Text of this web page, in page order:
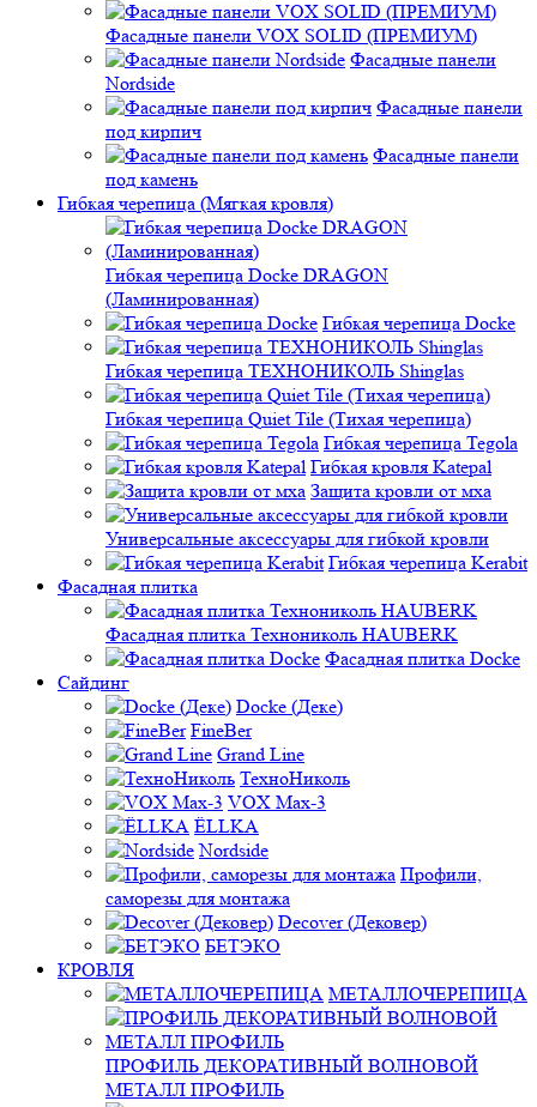
Фасадные панели VOX SOLID (ПРЕМИУМ)
Фасадные панели
Nordside
Фасадные панели
под кирпич
Фасадные панели
под камень
Гибкая черепица (Мягкая кровля)
Гибкая черепица Docke DRAGON
(Ламинированная)
Гибкая черепица Docke
Гибкая черепица ТЕХНОНИКОЛЬ Shinglas
Гибкая черепица Quiet Tile (Тихая черепица)
Гибкая черепица Tegola
Гибкая кровля Katepal
Защита кровли от мха
Универсальные аксессуары для гибкой кровли
Гибкая черепица Kerabit
Фасадная плитка
Фасадная плитка Технониколь HAUBERK
Фасадная плитка Docke
Сайдинг
Docke (Деке)
FineBer
Grand Line
ТехноНиколь
VOX Max-3
ЁLLKA
Nordside
Профили,
саморезы для монтажа
Decover (Дековер)
БЕТЭКО
КРОВЛЯ
МЕТАЛЛОЧЕРЕПИЦА
ПРОФИЛЬ ДЕКОРАТИВНЫЙ ВОЛНОВОЙ
МЕТАЛЛ ПРОФИЛЬ